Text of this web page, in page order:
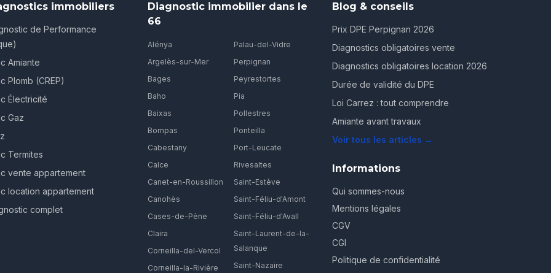
immobiliers
de Performance
Amiante
Plomb (CREP)
Électricité
Gaz
Termites
vente appartement
location appartement
complet
Diagnostic immobilier dans le
66
Alénya
Argelès-sur-Mer
Bages
Baho
Baixas
Bompas
Cabestany
Calce
Canet-en-Roussillon
Canohès
Cases-de-Pène
Claira
Corneilla-del-Vercol
Corneilla-la-Rivière
Palau-del-Vidre
Perpignan
Peyrestortes
Pia
Pollestres
Ponteilla
Port-Leucate
Rivesaltes
Saint-Estève
Saint-Féliu-d'Amont
Saint-Féliu-d'Avall
Saint-Laurent-de-la-
Salanque
Saint-Nazaire
Blog & conseils
Prix DPE Perpignan 2026
Diagnostics obligatoires vente
Diagnostics obligatoires location 2026
Durée de validité du DPE
Loi Carrez : tout comprendre
Amiante avant travaux
Voir tous les articles →
Informations
Qui sommes-nous
Mentions légales
CGV
CGI
Politique de confidentialité